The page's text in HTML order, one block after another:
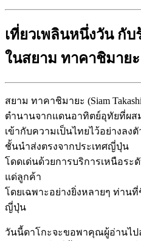
เที่ยวเพลินหนึ่งวัน กั
ในสยาม ทาคาชิมายะ
สยาม ทาคาชิมายะ (Siam
ตำนานจากแดนอาทิตย์อุทัยที่ผส
เข้ากับความเป็นไทยไว้อย่างล
ชั้นนำส่งตรงจากประเทศญี่ปุ่น
โดดเด่นด้วยการบริการเหนือระ
แด่ลูกค้า
โดยเฉพาะอย่างยิ่งหลายๆ ท่า
ญี่ปุ่น
วันนี้ดาโกะจะขอพาคุณผู้อ่านไป